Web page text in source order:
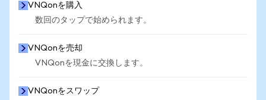
VNQonを購入
数回のタップで始められます。
VNQonを売却
VNQonを現金に交換します。
VNQonをスワップ